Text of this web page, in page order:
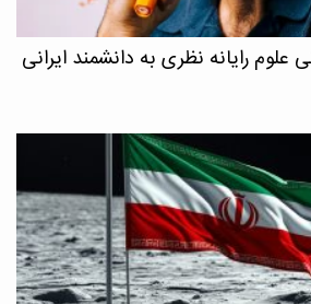
علوم رایانه نظری به دانشمند ایرانی